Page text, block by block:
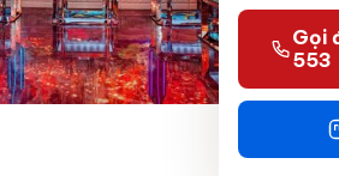
Gọi
553